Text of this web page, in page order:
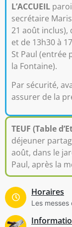
L’ACCUEIL
secrétaire
21 août inclus),
et de 13h30 à
St Paul (entrée
la Fontaine).
Par sécurité,
assurer de la
TEUF (Table
déjeuner
août, dans le
Paul, après la
Horaires
Les